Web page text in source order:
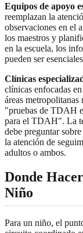
Equipos de apoyo
reemplazan la
observaciones en el
los maestros y
en la escuela, los
pueden ser
Clínicas
clínicas enfocadas
áreas
"pruebas de TDAH
para el TDAH". La
debe preguntar
la atención de
adultos o ambos.
Donde
Niño
Para un niño, el